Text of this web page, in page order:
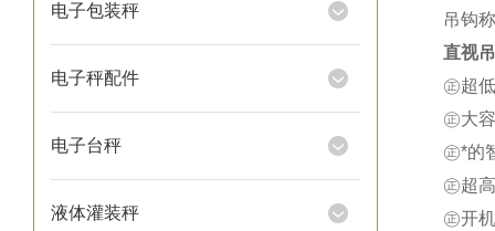
电子包装秤
电子秤配件
电子台秤
液体灌装秤
吊钩
直视
㊣超
㊣大
㊣*的
㊣超
㊣开